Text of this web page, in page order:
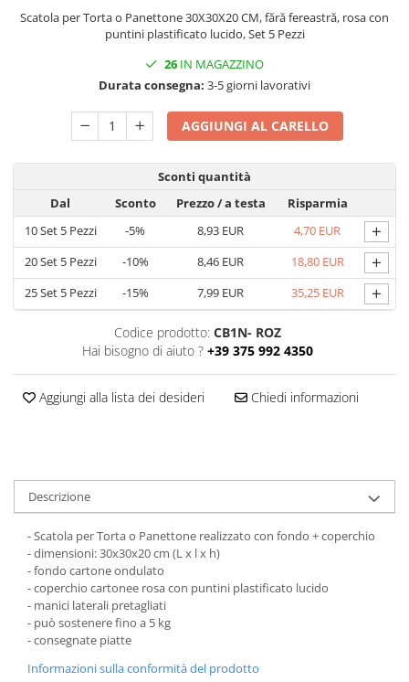
Scatole con Manico
Scatole Cubo per Bomboniere
Scatole Fondo + Coperchio
Scatole per Caramelle e Dolci
Scatole per Cioccolato in Tavoletta
Scatole per Confezioni Regalo
Scatole per Macarons e Praline
Scatole con Cassetto e Inserto per 4
Praline
Scatole con Cassetto per Praline
Scatole Medie e Grandi per 10–40
Macarons
Scatole per 5–6 Macarons con
Finestra Decorata Effetto Pizzo
Scatole per Praline con Separatore
Scatole Piccole con Nastro e
Cassetto per Macarons
Scatole per Panettone e Rotoli
Dolci
Scatole per Uova e Figure di
Cioccolato
Scatole Personalizzate
Scatole Senza Finestra per Mini
Pasticcini
Supporti per Pasticcini
Scatola per Torta o Panettone 30X30X20 CM, fără fereastră, rosa con
puntini plastificato lucido, Set 5 Pezzi
26 IN MAGAZZINO
Durata consegna: 3-5 giorni lavorativi
AGGIUNGI AL CARELLO
Sconti quantità
Dal
Sconto Prezzo/ a testa
Risparmia
10Set 5 Pezzi -5% 8,93 EUR 4,70 EUR +
20Set 5 Pezzi -10% 8,46 EUR 18,80 EUR +
25Set 5 Pezzi -15% 7,99 EUR 35,25 EUR +
Codice prodotto: CB1N- ROZ
Hai bisogno di aiuto ? +39 375 992 4350
Aggiungi alla lista dei desideri Chiedi informazioni
Descrizione
- Scatola per Torta o Panettone realizzato con fondo + coperchio
- dimensioni: 30x30x20 cm (L x l x h)
- fondo cartone ondulato
- coperchio cartonee rosa con puntini plastificato lucido
- manici laterali pretagliati
- può sostenere fino a 5 kg
- consegnate piatte
Informazioni sulla conformità del prodotto